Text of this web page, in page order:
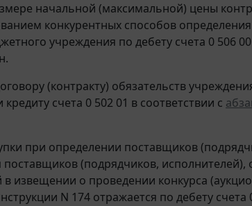
начальной (максимальной) цены
конкурентных способов
учреждения по дебету счета 0 506 00
(контракту) обязательств
счета 0 502 01 в соответствии с
при определении поставщиков
(подрядчиков, исполнителей),
извещении о проведении конкурса
N 174 отражается по дебету счета